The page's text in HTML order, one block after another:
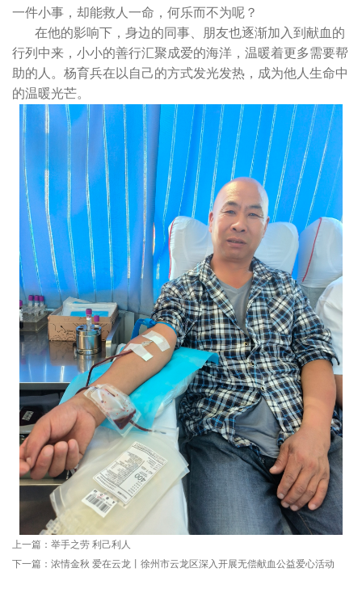
一件小事，却能救人一命，何乐而不为呢？
在他的影响下，身边的同事、朋友也逐渐加入到献血的
行列中来，小小的善行汇聚成爱的海洋，温暖着更多需要帮
助的人。杨育兵在以自己的方式发光发热，成为他人生命中
的温暖光芒。
上一篇： 举手之劳 利己利人
下一篇： 浓情金秋 爱在云龙丨徐州市云龙区深入开展无偿献血公益爱心活动